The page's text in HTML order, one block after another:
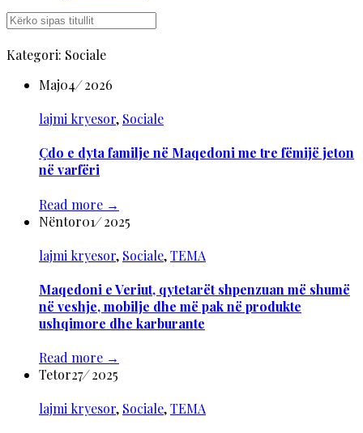
Kategori: Sociale
Maj04/2026
lajmi kryesor, Sociale
Çdo e dyta familje në Maqedoni me tre fëmijë jeton
në varfëri
Read more →
Nëntor01/2025
lajmi kryesor, Sociale,TEMA
Maqedoni e Veriut, qytetarët shpenzuan më shumë
në veshje, mobilje dhe më pak në produkte
ushqimore dhe karburante
Read more →
Tetor27/2025
lajmi kryesor, Sociale,TEMA